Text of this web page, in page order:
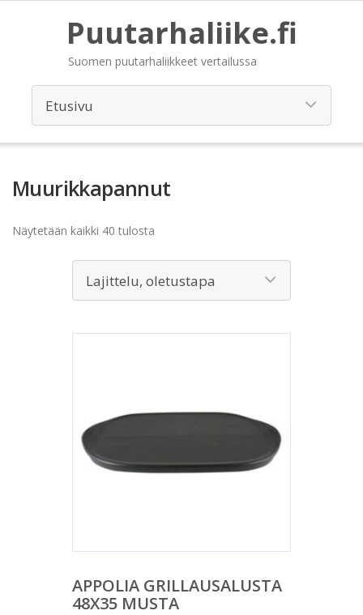
Puutarhaliike.fi
Suomen puutarhaliikkeet vertailussa
Muurikkapannut
Näytetään kaikki 40 tulosta
APPOLIA GRILLAUSALUSTA
48X35 MUSTA